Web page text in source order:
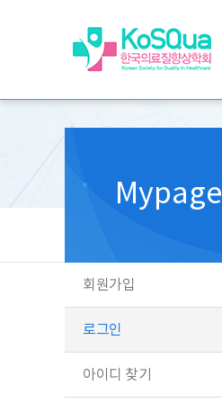
Mypage
회원가입
로그인
아이디 찾기